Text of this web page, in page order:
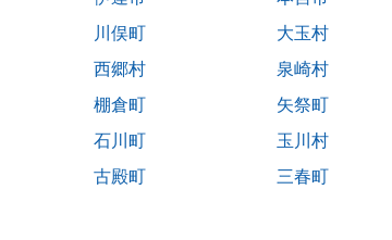
川俣町
大玉村
西郷村
泉崎村
棚倉町
矢祭町
石川町
玉川村
古殿町
三春町